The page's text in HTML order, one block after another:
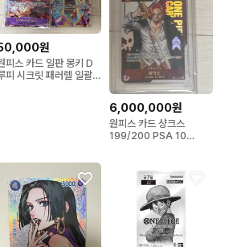
원
피스 카드 일판 몽키 D
피 시크릿 패러렐 일괄
6,000,000원
원피스 카드 샹크스
199/200 PSA 10